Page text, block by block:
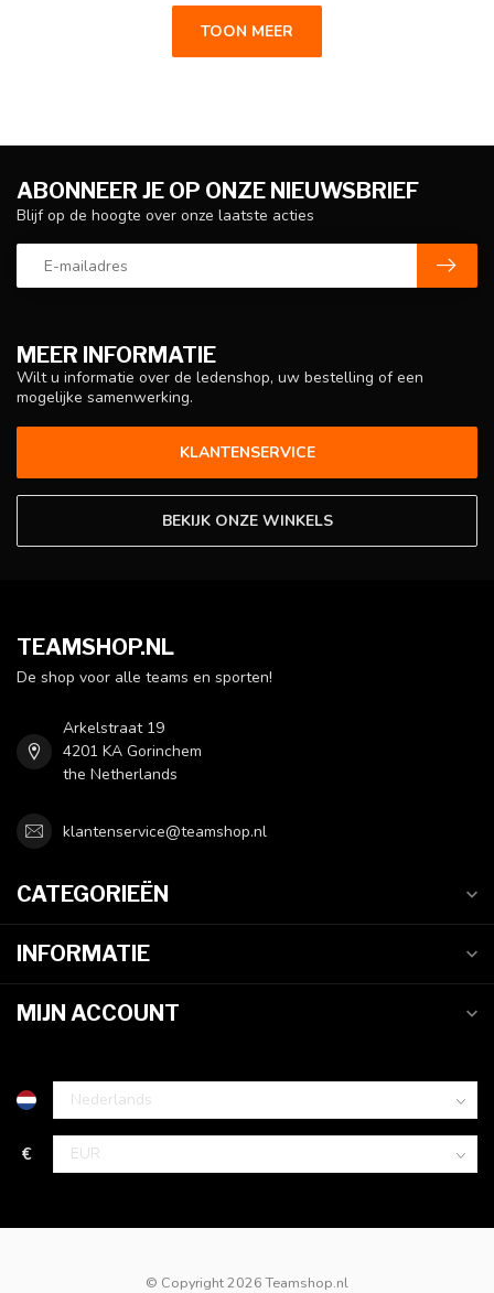
TOON MEER
MEER INFORMATIE
Wilt u informatie over de ledenshop, uw bestelling of een
mogelijke samenwerking.
KLANTENSERVICE
BEKIJK ONZE WINKELS
ABONNEER JE OP ONZE NIEUWSBRIEF
Blijf op de hoogte over onze laatste acties
TEAMSHOP.NL
De shop voor alle teams en sporten!
Arkelstraat 19
4201 KA Gorinchem
the Netherlands
klantenservice@teamshop.nl
CATEGORIEËN
INFORMATIE
MIJN ACCOUNT
€
© Copyright 2026 Teamshop.nl